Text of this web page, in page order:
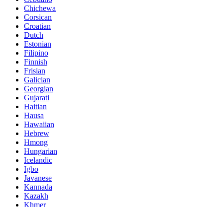
Chichewa
Corsican
Croatian
Dutch
Estonian
Filipino
Finnish
Frisian
Galician
Georgian
Gujarati
Haitian
Hausa
Hawaiian
Hebrew
Hmong
Hungarian
Icelandic
Igbo
Javanese
Kannada
Kazakh
Khmer